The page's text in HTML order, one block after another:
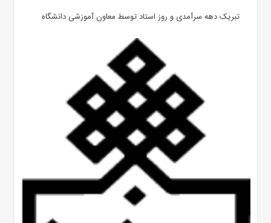
تبریک دهه سرآمدی و روز استاد توسط معاون آموزشی دانشگاه